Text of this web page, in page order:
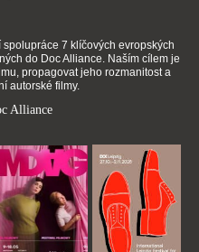
7 klíčových evropských
do Doc Alliance. Naším cílem je
propagovat jeho rozmanitost a
autorské filmy.
Alliance